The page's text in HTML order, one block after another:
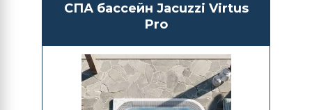
СПА бассейн Jacuzzi Virtus
Pro